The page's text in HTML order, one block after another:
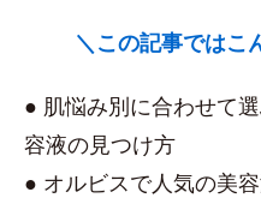
＼この記事ではこ
● 肌悩み別に合わせて
容液の見つけ方
● オルビスで人気の美